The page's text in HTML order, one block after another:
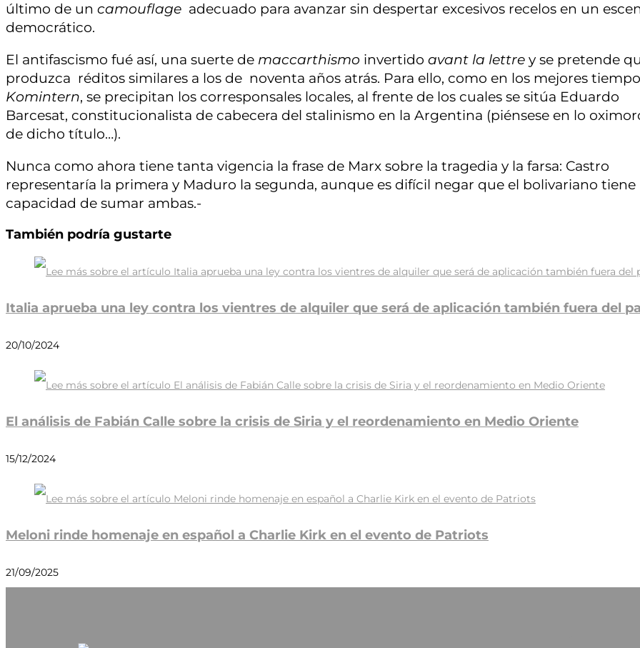
último de un camouflage adecuado para avanzar sin despertar excesivos recelos en un
democrático.
El antifascismo fué así, una suerte de maccarthismo invertido avant la lettre y se pretende
produzca réditos similares a los de noventa años atrás. Para ello, como en los mejores
Komintern, se precipitan los corresponsales locales, al frente de los cuales se sitúa Eduardo
Barcesat, constitucionalista de cabecera del stalinismo en la Argentina (piénsese en lo
de dicho título…).
Nunca como ahora tiene tanta vigencia la frase de Marx sobre la tragedia y la farsa: Castro
representaría la primera y Maduro la segunda, aunque es difícil negar que el bolivariano tiene
capacidad de sumar ambas.-
También podría gustarte
Italia aprueba una ley contra los vientres de alquiler que será de aplicación también fuera del
20/10/2024
El análisis de Fabián Calle sobre la crisis de Siria y el reordenamiento en Medio Oriente
15/12/2024
Meloni rinde homenaje en español a Charlie Kirk en el evento de Patriots
21/09/2025